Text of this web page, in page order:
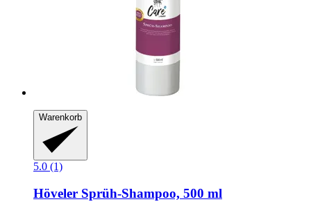
Warenkorb
5.0 (1)
Höveler Sprüh-​Shampoo, 500 ml